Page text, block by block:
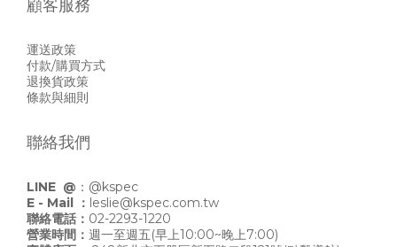
顧客服務
運送政策
付款/購買方式
退換貨政策
條款與細則
聯絡我們
LINE @ ： @kspec
E - Mail ： leslie@kspec.com.tw
聯絡電話： 02-2293-1220
營業時間： 週一至週五(早上10:00~晚上7:00)